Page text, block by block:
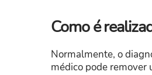
Como é
Normalmente, o
médico pode remover